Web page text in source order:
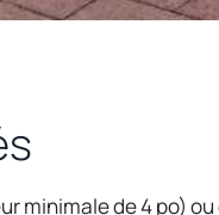
minimale de 4 po)